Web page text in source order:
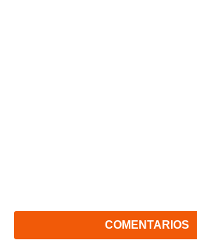
COMENTARIOS